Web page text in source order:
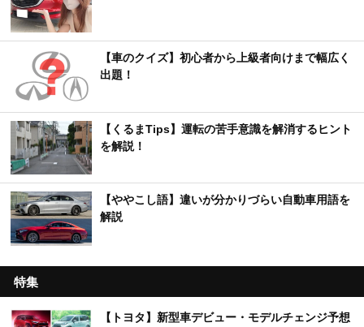
【車のクイズ】初心者から上級者向けまで幅広く
出題！
【くるまTips】運転の苦手意識を解消するヒント
を解説！
【ややこし語】違いが分かりづらい自動車用語を
解説
特集
【トヨタ】新型車デビュー・モデルチェンジ予想